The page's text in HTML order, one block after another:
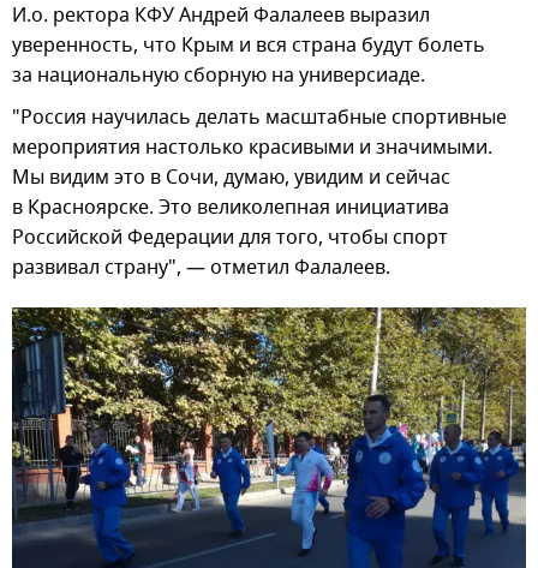
И.о. ректора КФУ Андрей Фалалеев выразил
уверенность, что Крым и вся страна будут болеть
за национальную сборную на универсиаде.
"Россия научилась делать масштабные спортивные
мероприятия настолько красивыми и значимыми.
Мы видим это в Сочи, думаю, увидим и сейчас
в Красноярске. Это великолепная инициатива
Российской Федерации для того, чтобы спорт
развивал страну", — отметил Фалалеев.